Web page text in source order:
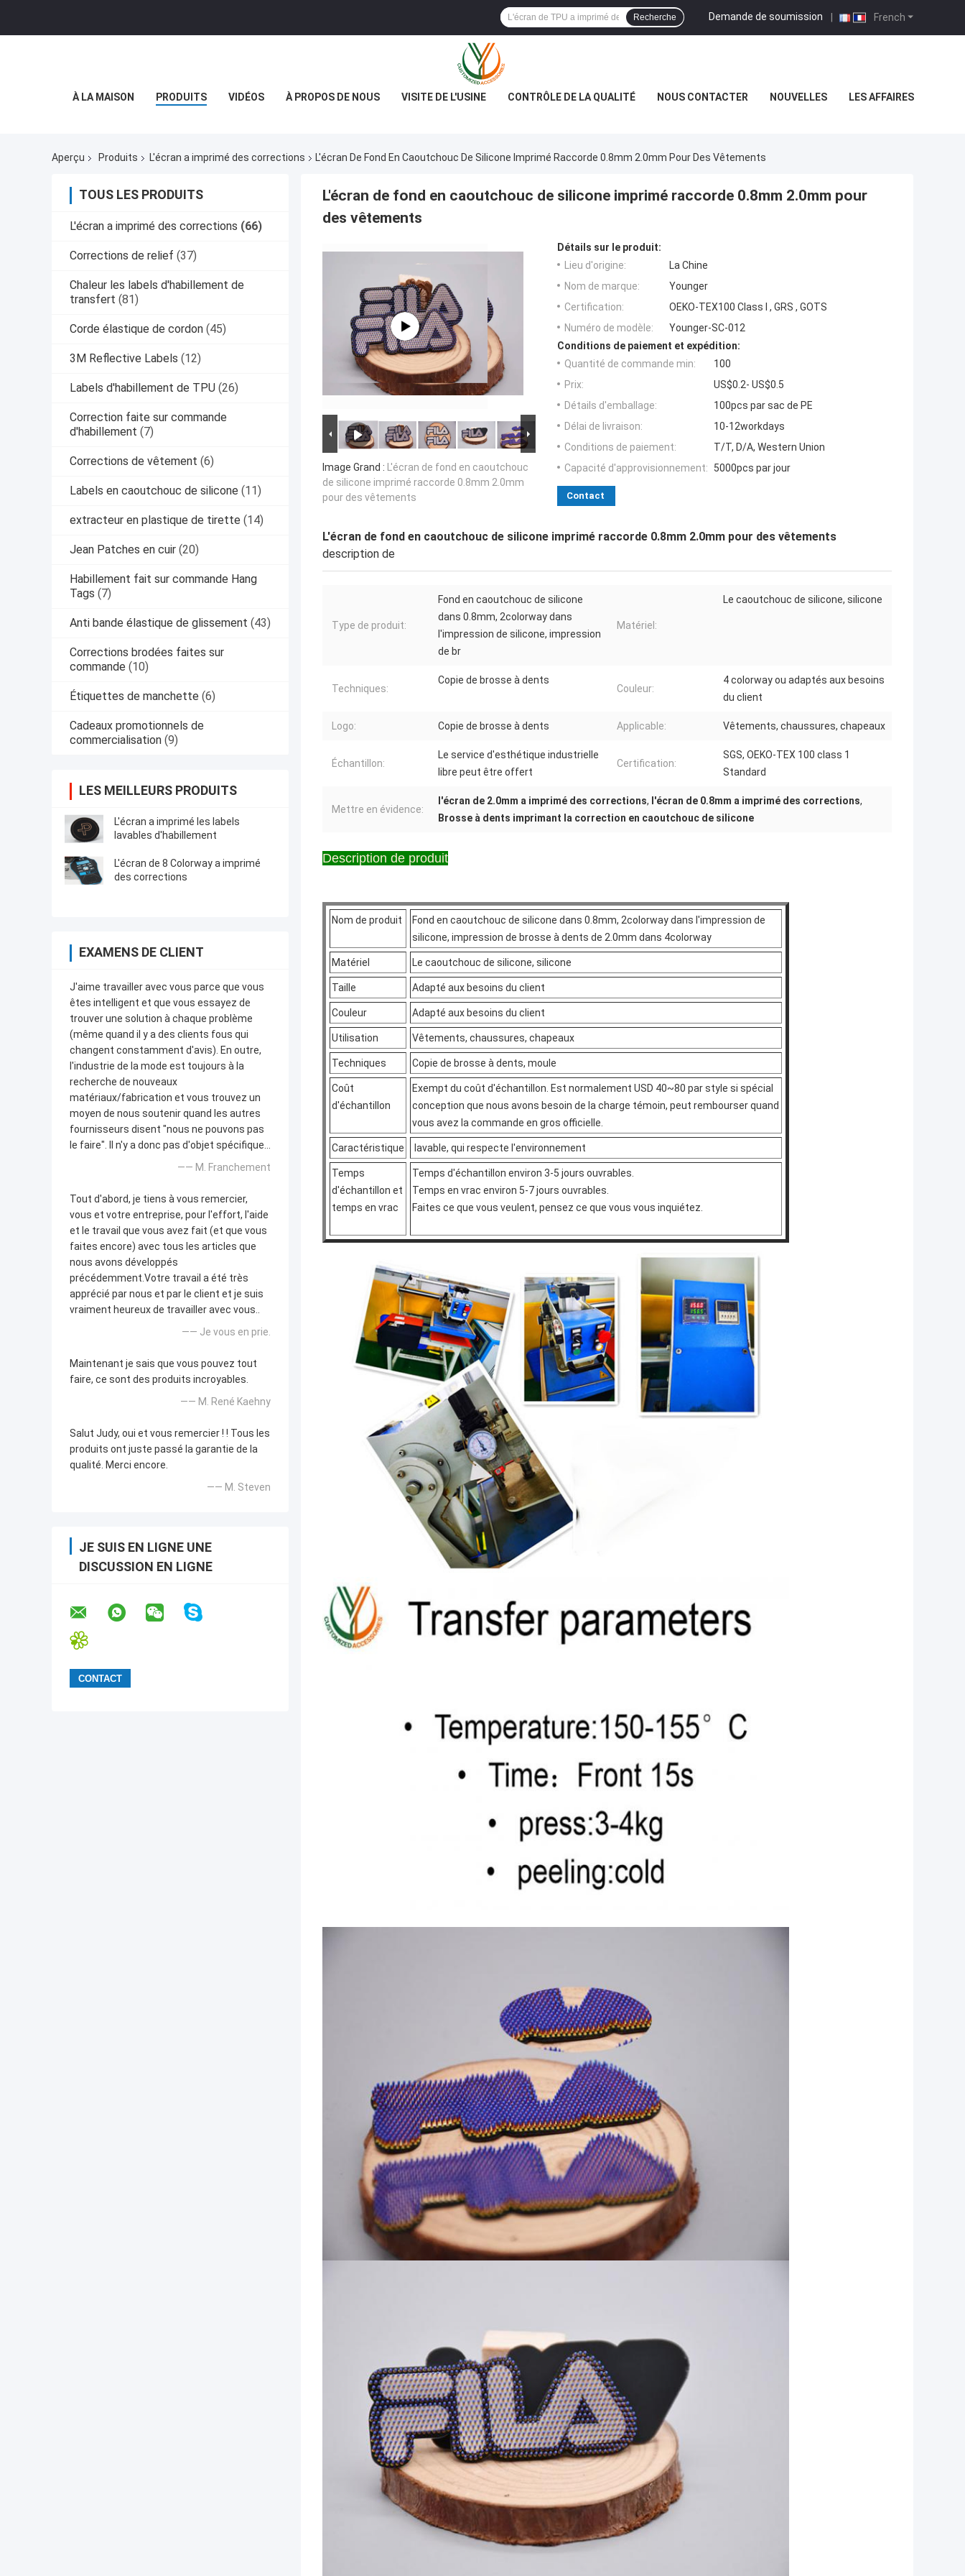
French
Demande de soumission |
Recherche
À LA MAISON PRODUITS VIDÉOS À PROPOS DE NOUS VISITE DE L'USINE CONTRÔLE DE LA QUALITÉ NOUS CONTACTER NOUVELLES LES AFFAIRES
Aperçu Produits L'écran a imprimé des corrections L'écran De Fond En Caoutchouc De Silicone Imprimé Raccorde 0.8mm 2.0mm Pour Des Vêtements
TOUS LES PRODUITS
L'écran a imprimé des corrections (66)
Corrections de relief (37)
Chaleur les labels d'habillement de
transfert (81)
Corde élastique de cordon (45)
3M Reflective Labels (12)
Labels d'habillement de TPU (26)
Correction faite sur commande
d'habillement (7)
Corrections de vêtement (6)
Labels en caoutchouc de silicone (11)
extracteur en plastique de tirette (14)
Jean Patches en cuir (20)
Habillement fait sur commande Hang
Tags (7)
Anti bande élastique de glissement (43)
Corrections brodées faites sur
commande (10)
Étiquettes de manchette (6)
Cadeaux promotionnels de
commercialisation (9)
LES MEILLEURS PRODUITS
L'écran a imprimé les labels
lavables d'habillement
L'écran de 8 Colorway a imprimé
des corrections
EXAMENS DE CLIENT
J'aime travailler avec vous parce que vous
êtes intelligent et que vous essayez de
trouver une solution à chaque problème
(même quand il y a des clients fous qui
changent constamment d'avis). En outre,
l'industrie de la mode est toujours à la
recherche de nouveaux
matériaux/fabrication et vous trouvez un
moyen de nous soutenir quand les autres
fournisseurs disent "nous ne pouvons pas
le faire". Il n'y a donc pas d'objet spécifique...
—— M. Franchement
Tout d'abord, je tiens à vous remercier,
vous et votre entreprise, pour l'effort, l'aide
et le travail que vous avez fait (et que vous
faites encore) avec tous les articles que
nous avons développés
précédemment.Votre travail a été très
apprécié par nous et par le client et je suis
vraiment heureux de travailler avec vous..
—— Je vous en prie.
Maintenant je sais que vous pouvez tout
faire, ce sont des produits incroyables.
—— M. René Kaehny
Salut Judy, oui et vous remercier ! ! Tous les
produits ont juste passé la garantie de la
qualité. Merci encore.
—— M. Steven
JE SUIS EN LIGNE UNE
DISCUSSION EN LIGNE
L'écran de fond en caoutchouc de silicone imprimé raccorde 0.8mm 2.0mm pour
des vêtements
Image Grand : L'écran de fond en caoutchouc
de silicone imprimé raccorde 0.8mm 2.0mm
pour des vêtements
Détails sur le produit:
Lieu d'origine:
La Chine
Nom de marque:
Younger
Certification:
OEKO-TEX100 Class I , GRS , GOTS
Numéro de modèle:
Younger-SC-012
Conditions de paiement et expédition:
Quantité de commande min:
100
Prix:
US$0.2- US$0.5
Détails d'emballage:
100pcs par sac de PE
Délai de livraison:
10-12workdays
Conditions de paiement:
T/T, D/A, Western Union
Capacité d'approvisionnement:
5000pcs par jour
Contact
L'écran de fond en caoutchouc de silicone imprimé raccorde 0.8mm 2.0mm pour des vêtements
description de
Type de produit:
Fond en caoutchouc de silicone
dans 0.8mm, 2colorway dans
l'impression de silicone, impression
de br
Matériel:
Le caoutchouc de silicone, silicone
Techniques:
Copie de brosse à dents
Couleur:
4 colorway ou adaptés aux besoins
du client
Logo: Copie de brosse à dents Applicable: Vêtements, chaussures, chapeaux
Échantillon:
Le service d'esthétique industrielle
libre peut être offert
Certification:
SGS, OEKO-TEX 100 class 1
Standard
Mettre en évidence:
l'écran de 2.0mm a imprimé des corrections, l'écran de 0.8mm a imprimé des corrections,
Brosse à dents imprimant la correction en caoutchouc de silicone
Description de produit
Nom de produit
Fond en caoutchouc de silicone dans 0.8mm, 2colorway dans l'impression de
silicone, impression de brosse à dents de 2.0mm dans 4colorway
Matériel Le caoutchouc de silicone, silicone
Taille Adapté aux besoins du client
Couleur Adapté aux besoins du client
Utilisation Vêtements, chaussures, chapeaux
Techniques Copie de brosse à dents, moule
Coût
d'échantillon
Exempt du coût d'échantillon. Est normalement USD 40~80 par style si spécial
conception que nous avons besoin de la charge témoin, peut rembourser quand
vous avez la commande en gros officielle.
Caractéristique lavable, qui respecte l'environnement
Temps
d'échantillon et
temps en vrac
Temps d'échantillon environ 3-5 jours ouvrables.
Temps en vrac environ 5-7 jours ouvrables.
Faites ce que vous veulent, pensez ce que vous vous inquiétez.